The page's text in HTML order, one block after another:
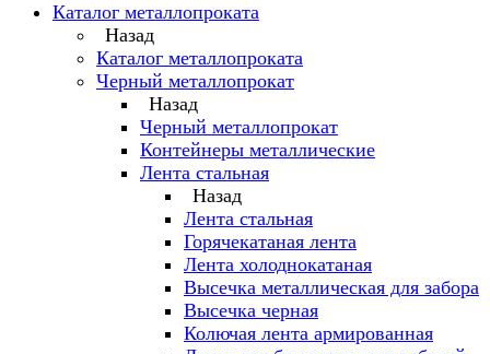
Каталог металлопроката
Назад
Каталог металлопроката
Черный металлопрокат
Назад
Черный металлопрокат
Контейнеры металлические
Лента стальная
Назад
Лента стальная
Горячекатаная лента
Лента холоднокатаная
Высечка металлическая для забора
Высечка черная
Колючая лента армированная